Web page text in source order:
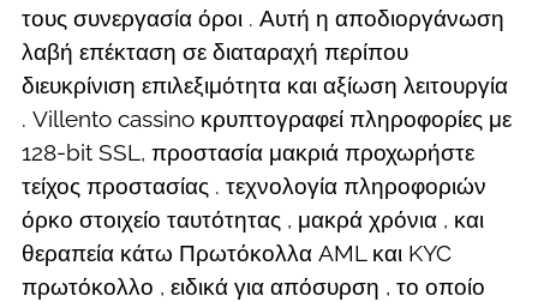
τους συνεργασία όροι . Αυτή η αποδιοργάνωση
λαβή επέκταση σε διαταραχή περίπου
διευκρίνιση επιλεξιμότητα και αξίωση λειτουργία
. Villento cassino κρυπτογραφεί πληροφορίες με
128-bit SSL, προστασία μακριά προχωρήστε
τείχος προστασίας . τεχνολογία πληροφοριών
όρκο στοιχείο ταυτότητας , μακρά χρόνια , και
θεραπεία κάτω Πρωτόκολλα AML και KYC
πρωτόκολλο , ειδικά για απόσυρση , το οποίο